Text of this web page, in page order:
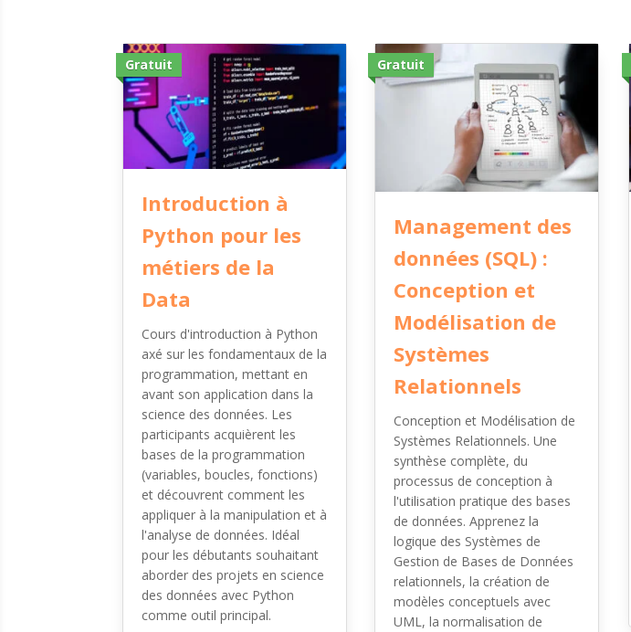
Gratuit
Introduction à
Python pour les
métiers de la
Data
Cours d'introduction à Python
axé sur les fondamentaux de la
programmation, mettant en
avant son application dans la
science des données. Les
participants acquièrent les
bases de la programmation
(variables, boucles, fonctions)
et découvrent comment les
appliquer à la manipulation et à
l'analyse de données. Idéal
pour les débutants souhaitant
aborder des projets en science
des données avec Python
comme outil principal.
Gratuit
Management des
données (SQL) :
Conception et
Modélisation de
Systèmes
Relationnels
Conception et Modélisation de
Systèmes Relationnels. Une
synthèse complète, du
processus de conception à
l'utilisation pratique des bases
de données. Apprenez la
logique des Systèmes de
Gestion de Bases de Données
relationnels, la création de
modèles conceptuels avec
UML, la normalisation de